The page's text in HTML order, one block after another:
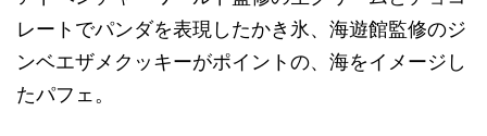
レートでパンダを表現したかき氷、海遊館監修のジ
ンベエザメクッキーがポイントの、海をイメージし
たパフェ。